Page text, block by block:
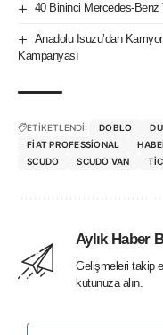
40 Bininci Mercedes-Benz
Anadolu Isuzu’dan
Kampanyası
ETİKETLENDİ: DOBLO
FIAT PROFESSIONAL
SCUDO
SCUDO VAN
Aylık Haber
Gelişmeleri takip
kutunuza alın.